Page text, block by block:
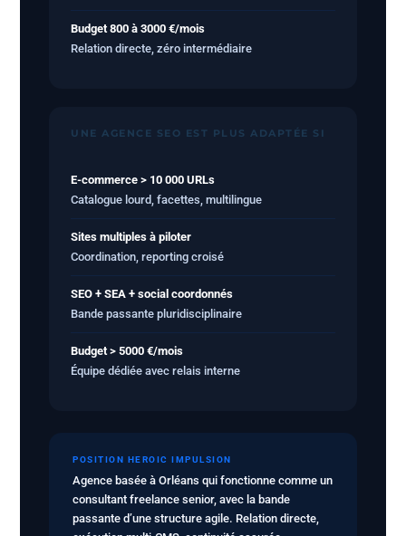
Budget 800 à 3000 €/mois
Relation directe, zéro intermédiaire
UNE AGENCE SEO EST PLUS ADAPTÉE SI
E-commerce > 10 000 URLs
Catalogue lourd, facettes, multilingue
Sites multiples à piloter
Coordination, reporting croisé
SEO + SEA + social coordonnés
Bande passante pluridisciplinaire
Budget > 5000 €/mois
Équipe dédiée avec relais interne
POSITION HEROIC IMPULSION
Agence basée à Orléans qui fonctionne comme un
consultant freelance senior, avec la bande
passante d’une structure agile. Relation directe,